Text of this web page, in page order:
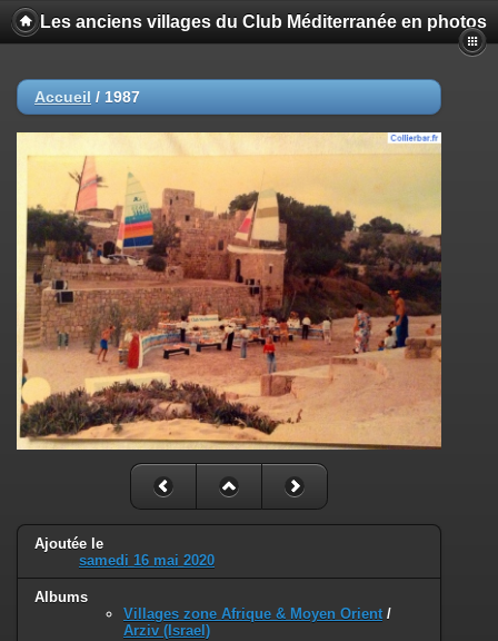
Les anciens villages du Club Méditerranée en photos
Accueil / 1987
Ajoutée le
samedi 16 mai 2020
Albums
Villages zone Afrique & Moyen Orient /
Arziv (Israel)